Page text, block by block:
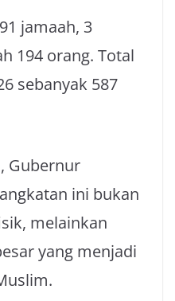
jamaah, 3
194 orang. Total
sebanyak 587
Gubernur
ini bukan
melainkan
yang menjadi